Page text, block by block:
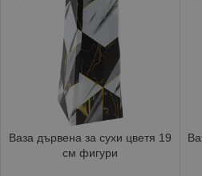
Ваза дървена за сухи цветя 19
см фигури